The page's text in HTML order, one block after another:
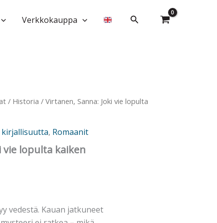
Verkkokauppa Hae
/ Historia / Virtanen, Sanna: Joki vie lopulta
kirjallisuutta, Romaanit
vie lopulta kaiken
vedestä. Kauan jatkuneet
lopulta